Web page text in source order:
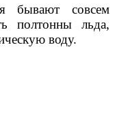
бывают совсем
полтонны льда,
воду.